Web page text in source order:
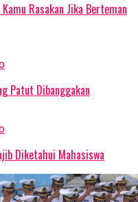
Rasakan Jika Berteman
Patut Dibanggakan
Diketahui Mahasiswa